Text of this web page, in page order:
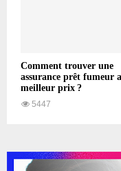
Comment trouver une
assurance prêt fumeur
meilleur prix ?
5447